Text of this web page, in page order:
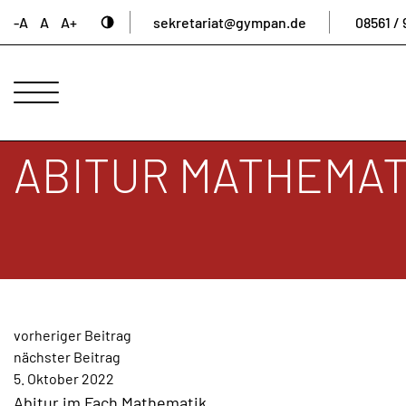
-A A A+ sekretariat@gympan.de 08561 /
INTERNAT
UNTERNEHMERGYMNASIUM
AKTUELLES
ABITUR
vorheriger Beitrag
nächster Beitrag
5. Oktober 2022